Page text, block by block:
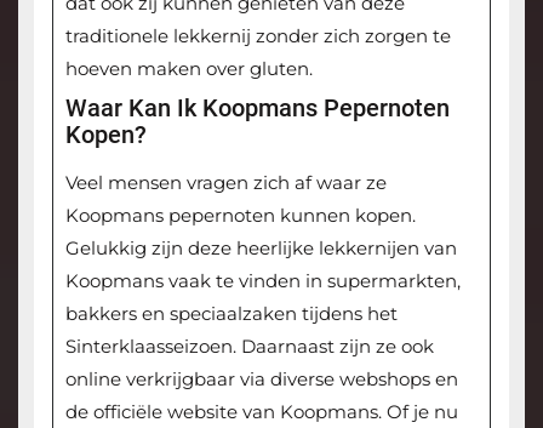
traditionele lekkernij zonder zich zorgen te
hoeven maken over gluten.
Waar Kan Ik Koopmans Pepernoten
Kopen?
Veel mensen vragen zich af waar ze
Koopmans pepernoten kunnen kopen.
Gelukkig zijn deze heerlijke lekkernijen van
Koopmans vaak te vinden in supermarkten,
bakkers en speciaalzaken tijdens het
Sinterklaasseizoen. Daarnaast zijn ze ook
online verkrijgbaar via diverse webshops en
de officiële website van Koopmans. Of je nu